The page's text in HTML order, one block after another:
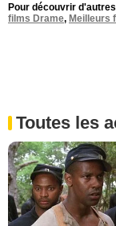
Pour découvrir
films Drame, Meilleurs
Toutes les